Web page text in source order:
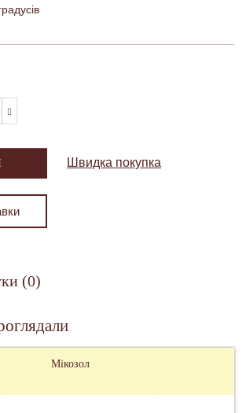
Швидка покупка
(0)
Мікозол